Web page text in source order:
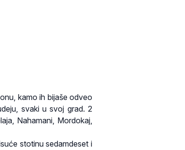
kamo ih bijaše odveo
svaki u svoj grad. 2
Nahamani, Mordokaj,
stotinu sedamdeset i